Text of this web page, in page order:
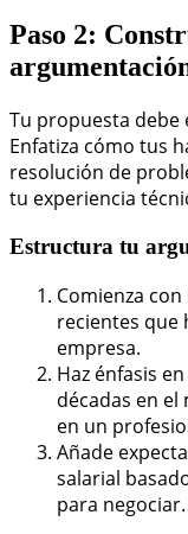
Paso 2:
Tu propuesta debe
Enfatiza cómo tus
resolución de
tu experiencia
Estructura tu
Comienza
recientes que
empresa.
Haz énfasis
décadas en
en un
Añade
salarial
para negociar.